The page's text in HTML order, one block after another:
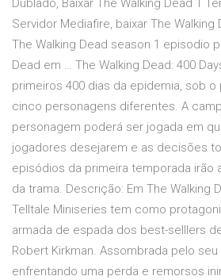
Dublado, Baixar The Walking Dead 1
Servidor Mediafire, baixar The Walking
The Walking Dead season 1 episodio
Dead em … The Walking Dead: 400
primeiros 400 dias da epidemia, sob
cinco personagens diferentes. A
personagem poderá ser jogada em
jogadores desejarem e as decisões
episódios da primeira temporada irão
da trama. Descrição: Em The Walking
Telltale Miniseries tem como
armada de espada dos best-selllers
Robert Kirkman. Assombrada pelo
enfrentando uma perda e remorsos